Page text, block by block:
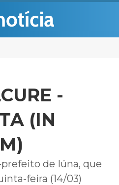
-
(IN
de Iúna, que
feira (14/03)